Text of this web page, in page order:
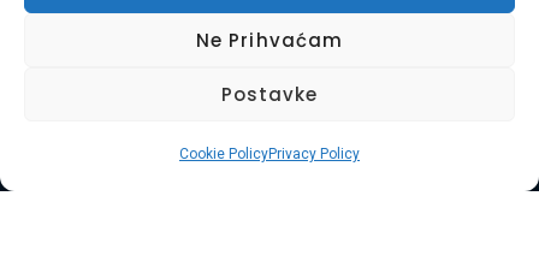
Ne Prihvaćam
Postavke
Cookie PolicyPrivacy Policy
Telefon:+385 97 728 8936